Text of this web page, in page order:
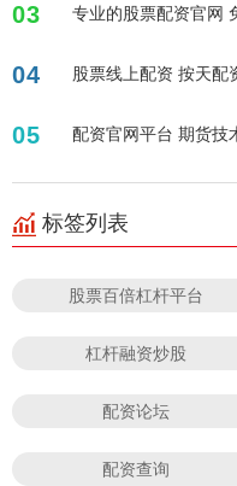
03 专业的股票配资官网
04 股票线上配资 按天配
05 配资官网平台 期货技
标签列表
股票百倍杠杆平台
杠杆融资炒股
配资论坛
配资查询